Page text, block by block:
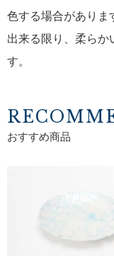
色する場合がありま
出来る限り、柔らか
す。
おすすめ商品